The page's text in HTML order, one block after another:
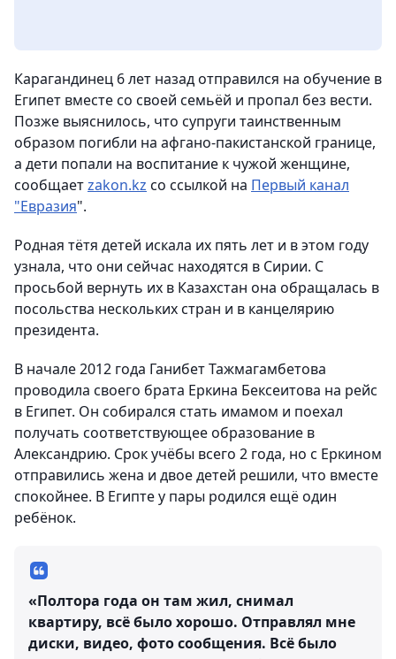
Карагандинец 6 лет назад отправился на обучение в
Египет вместе со своей семьёй и пропал без вести.
Позже выяснилось, что супруги таинственным
образом погибли на афгано-пакистанской границе,
а дети попали на воспитание к чужой женщине,
сообщаетzakon.kz со ссылкой на Первый канал
"Евразия".
Родная тётя детей искала их пять лет и в этом году
узнала, что они сейчас находятся в Сирии. С
просьбой вернуть их в Казахстан она обращалась в
посольства нескольких стран и в канцелярию
президента.
В начале 2012 года Ганибет Тажмагамбетова
проводила своего брата Еркина Бексеитова на рейс
в Египет. Он собирался стать имамом и поехал
получать соответствующее образование в
Александрию. Срок учёбы всего 2 года, но с Еркином
отправились жена и двое детей решили, что вместе
спокойнее. В Египте у пары родился ещё один
ребёнок.
«Полтора года он там жил, снимал
квартиру, всё было хорошо. Отправлял мне
диски, видео, фото сообщения. Всё было